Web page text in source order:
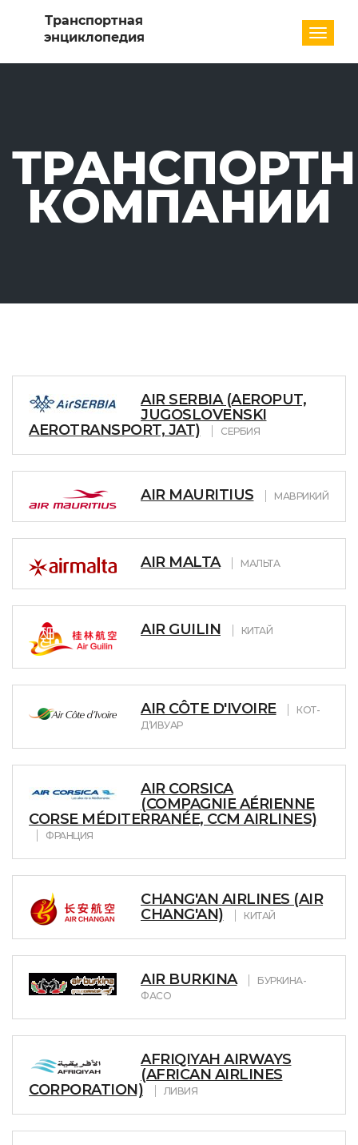
КОМПАНИИ
AIR SERBIA (AEROPUT,
JUGOSLOVENSKI
AEROTRANSPORT, JAT)
СЕРБИЯ
AIR MAURITIUS МАВРИКИЙ
AIR MALTA МАЛЬТА
AIR GUILIN КИТАЙ
AIR CÔTE D'IVOIRE
КОТ-
Д’ИВУАР
AIR CORSICA
(COMPAGNIE AÉRIENNE
CORSE MÉDITERRANÉE, CCM AIRLINES)
ФРАНЦИЯ
CHANG'AN AIRLINES (AIR
CHANG'AN)
КИТАЙ
AIR BURKINA
БУРКИНА-
ФАСО
AFRIQIYAH AIRWAYS
(AFRICAN AIRLINES
CORPORATION)
ЛИВИЯ